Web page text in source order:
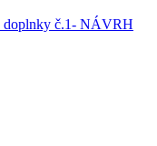
doplnky č.1- NÁVRH